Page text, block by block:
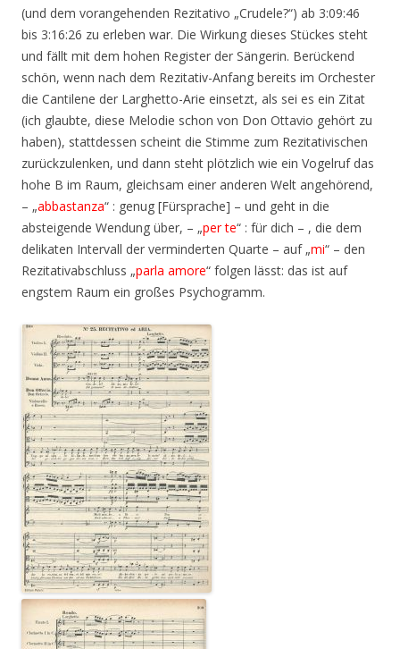
(und dem vorangehenden Rezitativo „Crudele?“) ab 3:09:46
bis 3:16:26 zu erleben war. Die Wirkung dieses Stückes steht
und fällt mit dem hohen Register der Sängerin. Berückend
schön, wenn nach dem Rezitativ-Anfang bereits im Orchester
die Cantilene der Larghetto-Arie einsetzt, als sei es ein Zitat
(ich glaubte, diese Melodie schon von Don Ottavio gehört zu
haben), stattdessen scheint die Stimme zum Rezitativischen
zurückzulenken, und dann steht plötzlich wie ein Vogelruf das
hohe B im Raum, gleichsam einer anderen Welt angehörend,
– „abbastanza“ : genug [Fürsprache] – und geht in die
absteigende Wendung über, – „per te“ : für dich – , die dem
delikaten Intervall der verminderten Quarte – auf „mi“ – den
Rezitativabschluss „parla amore“ folgen lässt: das ist auf
engstem Raum ein großes Psychogramm.